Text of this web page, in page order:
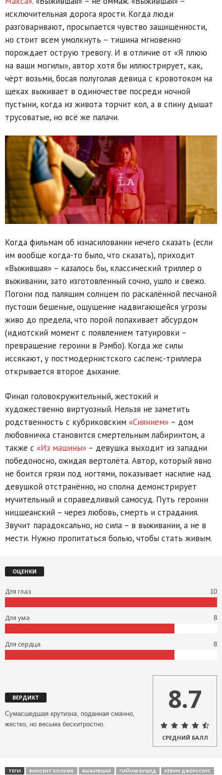
исключительная дорога ярости. Когда люди
разговаривают, просыпается чувство защищённости,
но стоит всем умолкнуть – тишина мгновенно
порождает острую тревогу. И в отличие от «Я плюю
на ваши могилы», автор хотя бы иллюстрирует, как,
чёрт возьми, босая полуголая девица с кровотоком на
щеках выживает в одиночестве посреди ночной
пустыни, когда из живота торчит кол, а в спину дышат
трусоватые, но всё же палачи.
Когда фильмам об изнасиловании нечего сказать (если
им вообще когда-то было, что сказать), приходит
«Выжившая» – казалось бы, классический триллер о
выживании, зато изготовленный сочно, ушло и свежо.
Погони под палящим солнцем по раскалённой песчаной
пустоши бешеные, ощущение надвигающейся угрозы
живо до предела, что порой попахивает абсурдом
(идиотский момент с появлением татуировки –
превращение героини в Рэмбо). Когда же силы
иссякают, у постмодернистского саспенс-триллера
открывается второе дыхание.
Финал головокружительный, жестокий и
художественно виртуозный. Нельзя не заметить
родственность с кубриковским «Сиянием» – дом
любовничка становится смертельным лабиринтом, а
также с «Из машины» – девушка выходит из западни
победоносно, ожидая вертолёта. Автор, который явно
не боится грязи под ногтями, показывает насилие над
девушкой отстранённо, но сполна демонстрирует
мучительный и справедливый самосуд. Путь героини
ницшеанский – через любовь, смерть и страдания.
Звучит парадоксально, но сила – в выживании, а не в
мести. Нужно пропитаться болью, чтобы стать живым.
ОЦЕНКИ
Для глаз 10
Для ума 8
Для сердца 8
ВЕРДИКТ
Сумасшедшая крутизна, поданная смачно,
жестко, но весьма бесхитростно.
8.7
СРЕДНИЙ БАЛЛ
ТЕГИ ВИНСЕНТ КОЛУМБ ВЫЖИВШАЯ ГИЙОМ БУШЕД
КЕВИН ДЖЕНССЕНС